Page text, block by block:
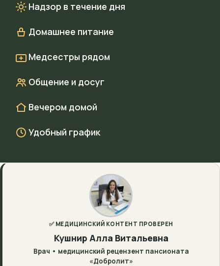
Надзор в течение дня
Домашнее питание
Медсестры рядом
Общение и досуг
Вечером домой
Удобный график
✅ МЕДИЦИНСКИЙ КОНТЕНТ ПРОВЕРЕН
Кушнир Алла Витальевна
Врач • медицинский рецензент пансионата
«Добролит»